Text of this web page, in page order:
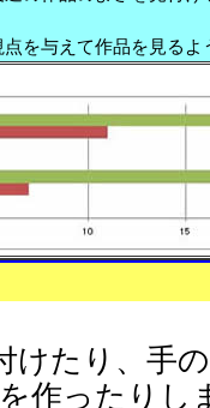
を与えて作品を見るよ
けたり、手
作ったりし